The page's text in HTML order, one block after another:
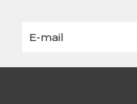
Geschat verbruik: